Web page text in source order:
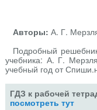
Авторы: А. Г.
Подробный
учебника: А. Г.
учебный год от
ГДЗ к рабочей
посмотреть тут